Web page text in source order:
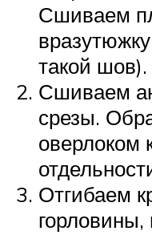
Сшиваем
такой шов).
Сшиваем
срезы.
оверлоком
Отгибаем
горловины,